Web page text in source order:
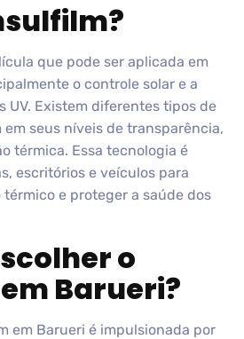
que pode ser aplicada em
o controle solar e a
UV. Existem diferentes tipos de
seus níveis de transparência,
térmica. Essa tecnologia é
escritórios e veículos para
e proteger a saúde dos
o
Barueri?
em Barueri é impulsionada por